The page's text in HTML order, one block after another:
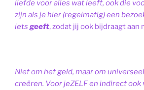
liefde voor alles wat leeft, ook die
zijn als je hier (regelmatig) een
iets geeft, zodat jij ook bijdraagt aan
Niet om het geld, maar om
creëren. Voor jeZELF en indirect